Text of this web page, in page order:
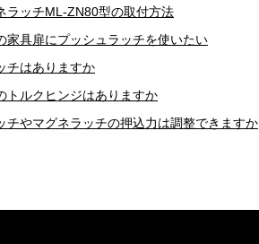
ラッチML-ZN80型の取付方法
家具扉にプッシュラッチを使いたい
チはありますか
トルクヒンジはありますか
チやマグネラッチの押込力は調整できますか